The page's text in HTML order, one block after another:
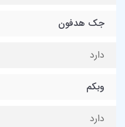
جک هدفون
دارد
وبکم
دارد